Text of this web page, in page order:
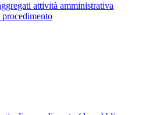
attività amministrativa